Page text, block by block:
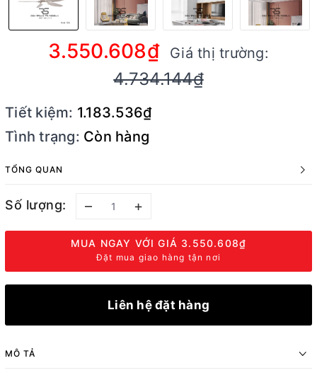
3.550.608₫ Giá thị trường:
4.734.144₫
Tiết kiệm: 1.183.536₫
Tình trạng: Còn hàng
TỔNG QUAN
Số lượng: – +
MUA NGAY VỚI GIÁ 3.550.608₫
Đặt mua giao hàng tận nơi
Liên hệ đặt hàng
MÔ TẢ